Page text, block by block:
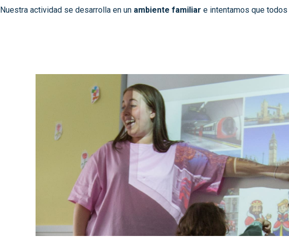
Nuestra actividad se desarrolla en un ambiente familiar e intentamos que